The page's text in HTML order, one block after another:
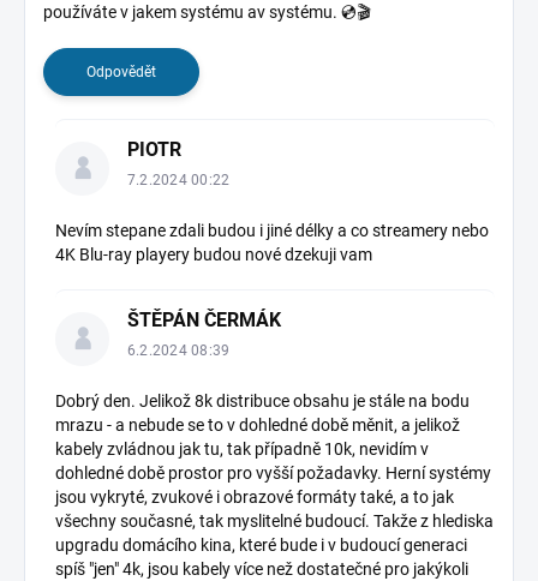
používáte v jakem systému av systému. 💿🎬
Odpovědět
PIOTR
7.2.2024 00:22
Nevím stepane zdali budou i jiné délky a co streamery nebo
4K Blu-ray playery budou nové dzekuji vam
ŠTĚPÁN ČERMÁK
6.2.2024 08:39
Dobrý den. Jelikož 8k distribuce obsahu je stále na bodu
mrazu - a nebude se to v dohledné době měnit, a jelikož
kabely zvládnou jak tu, tak případně 10k, nevidím v
dohledné době prostor pro vyšší požadavky. Herní systémy
jsou vykryté, zvukové i obrazové formáty také, a to jak
všechny současné, tak myslitelné budoucí. Takže z hlediska
upgradu domácího kina, které bude i v budoucí generaci
spíš "jen" 4k, jsou kabely více než dostatečné pro jakýkoli